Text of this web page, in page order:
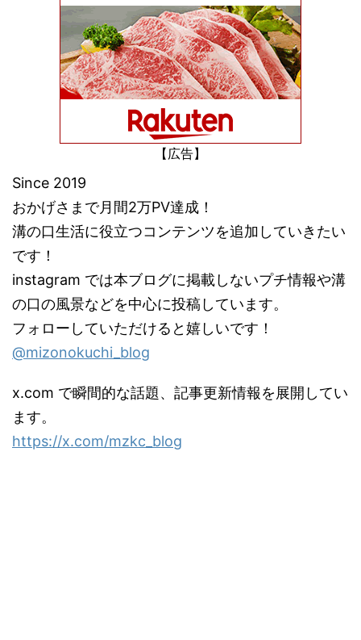
【広告】
Since 2019
おかげさまで月間2万PV達成！
溝の口生活に役立つコンテンツを追加していきたい
です！
instagram では本ブログに掲載しないプチ情報や溝
の口の風景などを中心に投稿しています。
フォローしていただけると嬉しいです！
@mizonokuchi_blog
x.com で瞬間的な話題、記事更新情報を展開してい
ます。
https://x.com/mzkc_blog